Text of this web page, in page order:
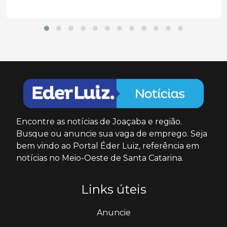
Encontre as notícias de Joaçaba e região.
Busque ou anuncie sua vaga de emprego. Seja
bem vindo ao Portal Éder Luiz, referência em
notícias no Meio-Oeste de Santa Catarina.
Links úteis
Anuncie